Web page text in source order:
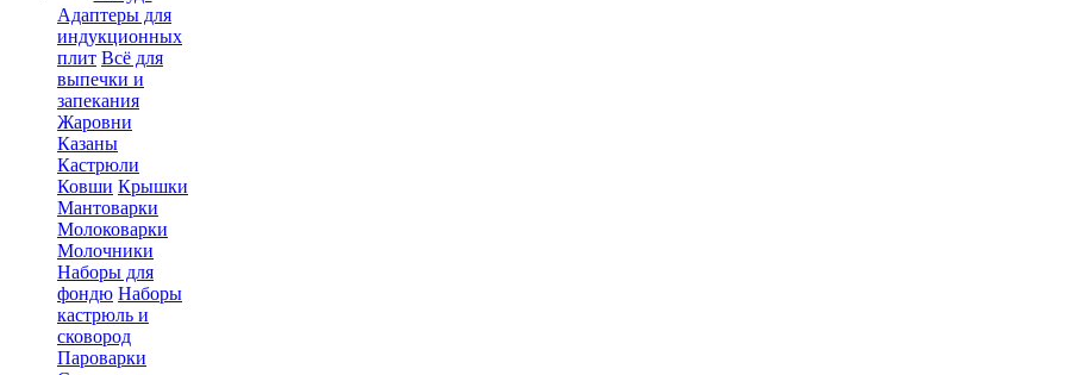
Адаптеры для
индукционных
плит Всё для
выпечки и
запекания
Жаровни
Казаны
Кастрюли
Ковши Крышки
Мантоварки
Молоковарки
Молочники
Наборы для
фондю Наборы
кастрюль и
сковород
Пароварки